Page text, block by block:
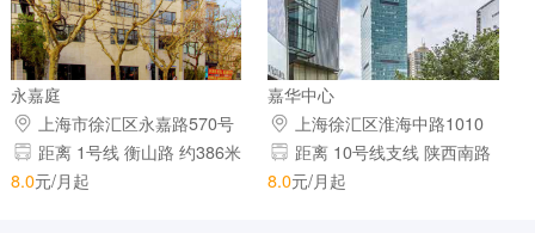
永嘉庭
上海市徐汇区永嘉路570号
永嘉庭5号楼
距离 1号线 衡山路 约386米
距离 10号线支线 上海图书馆
8.0元/月起
嘉华中心
上海徐汇区淮海中路1010
号 距离 10号线支线 陕西南路
约212米 距离 10号线主线 陕西
8.0元/月起